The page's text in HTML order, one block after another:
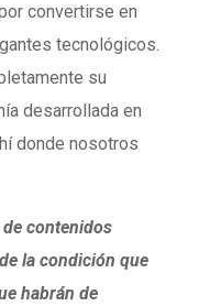
convertirse en
tecnológicos.
su
desarrollada en
donde nosotros
contenidos
la condición que
habrán de